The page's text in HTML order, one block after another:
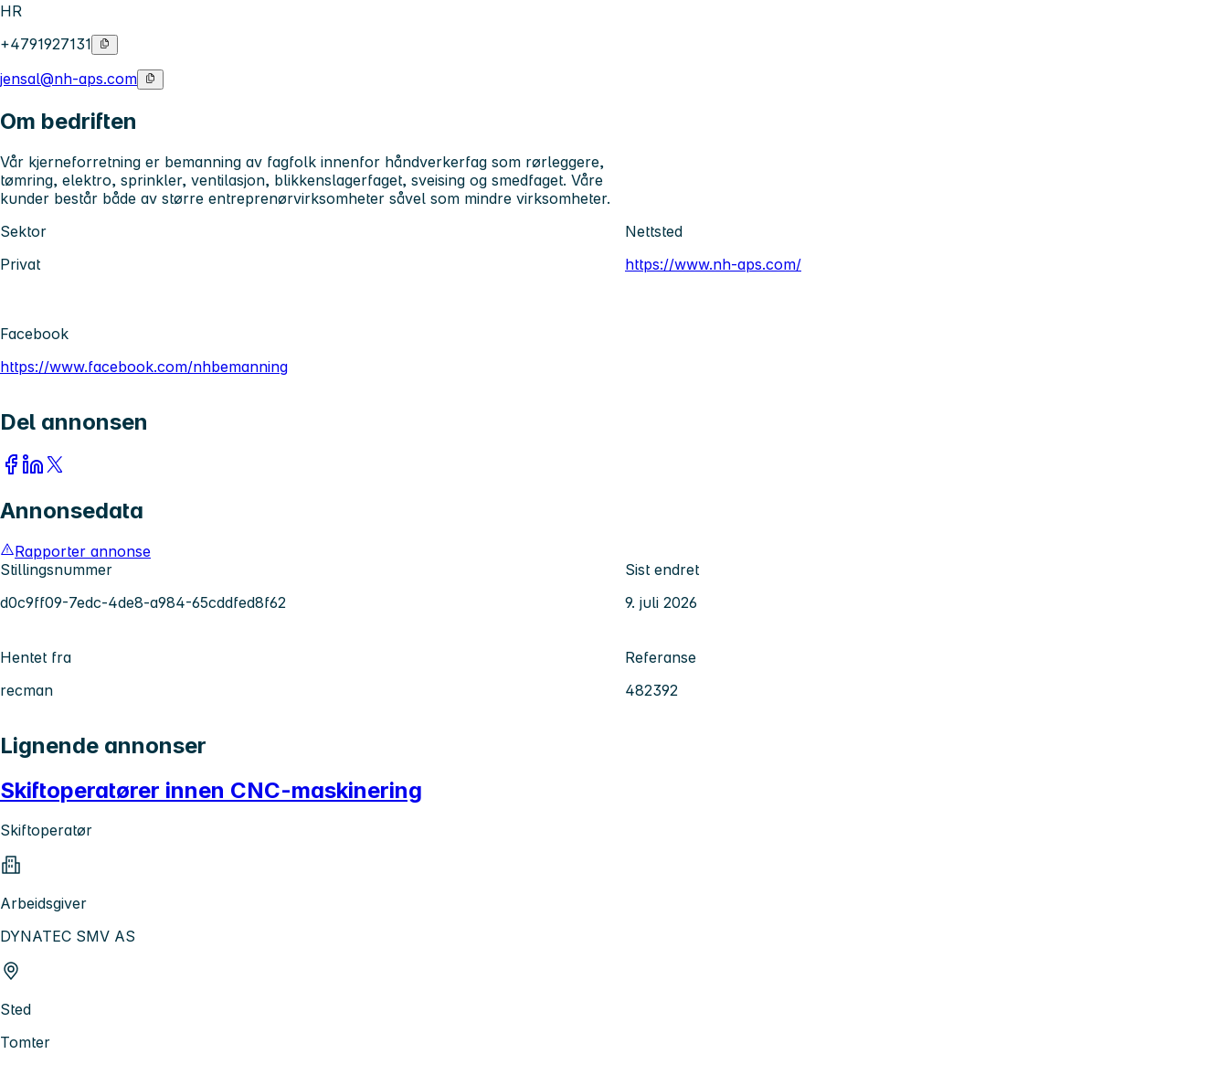
HR
+4791927131
jensal@nh-aps.com
Om bedriften
Vår kjerneforretning er bemanning av fagfolk innenfor håndverkerfag som rørleggere,
tømring, elektro, sprinkler, ventilasjon, blikkenslagerfaget, sveising og smedfaget. Våre
kunder består både av større entreprenørvirksomheter såvel som mindre virksomheter.
Sektor
Privat
Nettsted
https://www.nh-aps.com/
Facebook
https://www.facebook.com/nhbemanning
Del annonsen
Annonsedata
Rapporter annonse
Stillingsnummer
d0c9ff09-7edc-4de8-a984-65cddfed8f62
Sist endret
9. juli 2026
Hentet fra
recman
Referanse
482392
Lignende annonser
Skiftoperatører innen CNC-maskinering
Skiftoperatør
Arbeidsgiver
DYNATEC SMV AS
Sted
Tomter